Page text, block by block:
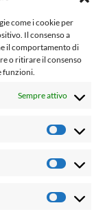
come i cookie per
Il consenso a
il comportamento di
o ritirare il consenso
funzioni.
Sempre attivo
giornalistica in
Non può
per